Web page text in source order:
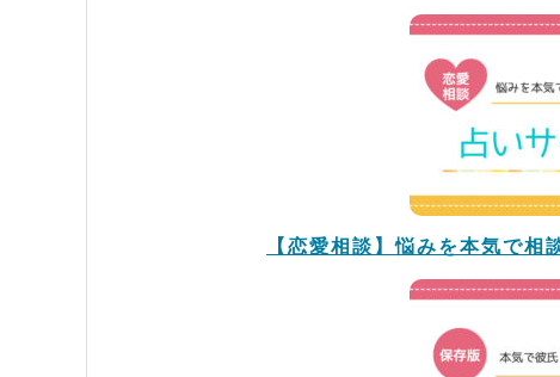
【恋愛相談】悩みを本気で相